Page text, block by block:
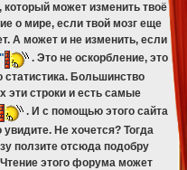
который может изменить твоё
о мире, если твой мозг еще
А может и не изменить, если
. Это не оскорбление, это
статистика. Большинство
эти строки и есть самые
. И с помощью этого сайта
увидите. Не хочется? Тогда
ползите отсюда подобру
этого форума может